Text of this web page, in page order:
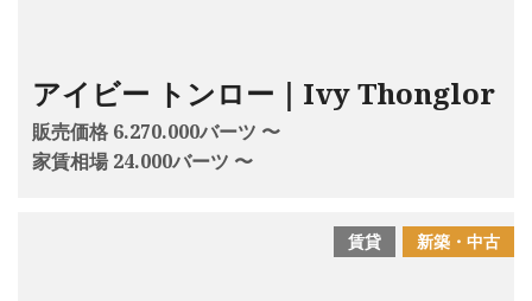
アイビー トンロー｜Ivy Thonglor
販売価格 6.270.000バーツ 〜
家賃相場 24.000バーツ 〜
新築・中古
賃貸